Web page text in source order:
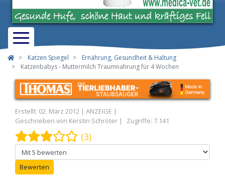
Katzen Spiegel
Ernährung, Gesundheit & Haltung
Katzenbabys - Muttermilch Traumnahrung für 4 Wochen
Erstellt: 02. März 2012
Geschrieben von Kerstin Schröter Zugriffe: 7.141
Bewertung:3/5 (3)
Bitte bewerten